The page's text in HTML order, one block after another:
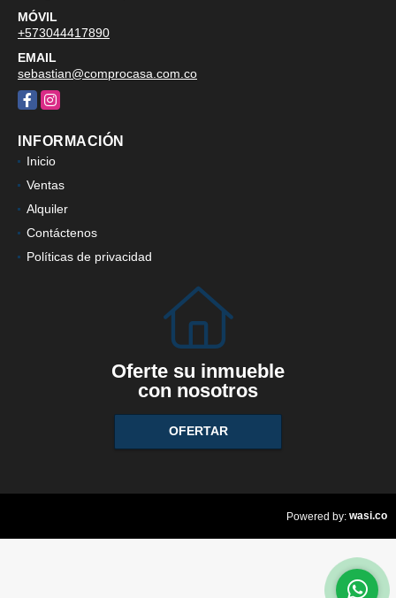
MÓVIL
+573044417890
EMAIL
sebastian@comprocasa.com.co
FacebookInstagram
INFORMACIÓN
Inicio
Ventas
Alquiler
Contáctenos
Políticas de privacidad
Oferte su inmueble
con nosotros
OFERTAR
Powered by: wasi.co